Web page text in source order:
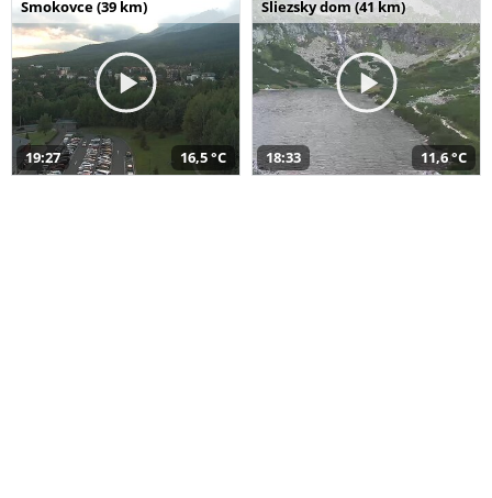
Smokovce (39 km)
19:27 16,5 °C
Sliezsky dom (41 km)
18:33 11,6 °C